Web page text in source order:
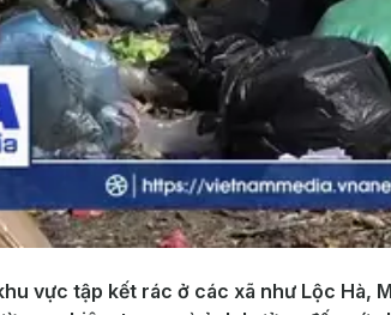
vực tập kết rác ở các xã như Lộc Hà,